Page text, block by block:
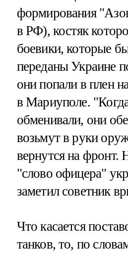
формирования
в РФ), костяк
боевики, которые
переданы Украине
они попали в плен
в Мариуполе.
обменивали, они
возьмут в руки
вернутся на фронт.
"слово офицера"
заметил советник
Что касается
танков, то, по